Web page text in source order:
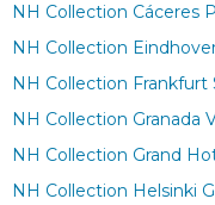
NH Collection Cáceres
NH Collection
NH Collection Frankfurt
NH Collection Granada
NH Collection Grand
NH Collection Helsinki